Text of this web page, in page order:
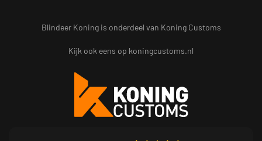
Blindeer Koning is onderdeel van Koning Customs
Kijk ook eens op koningcustoms.nl